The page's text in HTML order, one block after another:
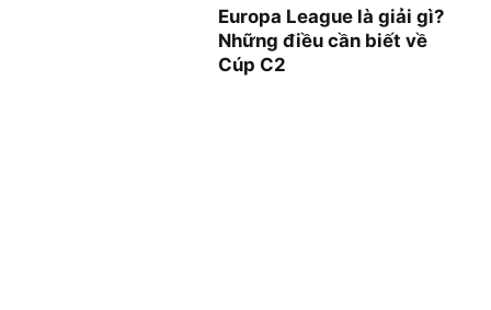
Europa League là giải gì?
Những điều cần biết về
Cúp C2